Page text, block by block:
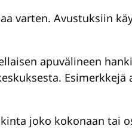
varten. Avustuksiin
apuvälineen
joko kokonaan tai